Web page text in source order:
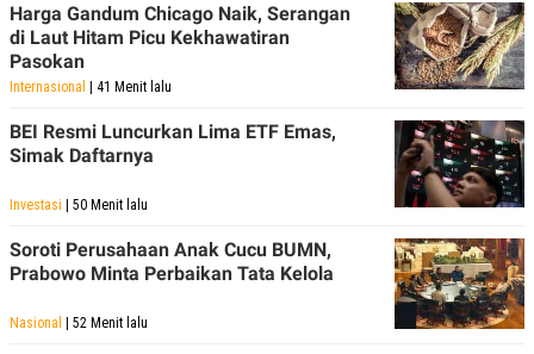
Harga Gandum Chicago Naik, Serangan
di Laut Hitam Picu Kekhawatiran
Pasokan
Internasional | 41 Menit lalu
BEI Resmi Luncurkan Lima ETF Emas,
Simak Daftarnya
Investasi | 50 Menit lalu
Soroti Perusahaan Anak Cucu BUMN,
Prabowo Minta Perbaikan Tata Kelola
Nasional | 52 Menit lalu